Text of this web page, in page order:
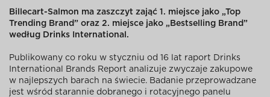
Billecart-Salmon ma zaszczyt zająć 1. miejsce jako „Top
Trending Brand” oraz 2. miejsce jako „Bestselling Brand”
według Drinks International.
Publikowany co roku w styczniu od 16 lat raport Drinks
International Brands Report analizuje zwyczaje zakupowe
w najlepszych barach na świecie. Badanie przeprowadzane
jest wśród starannie dobranego i rotacyjnego panelu